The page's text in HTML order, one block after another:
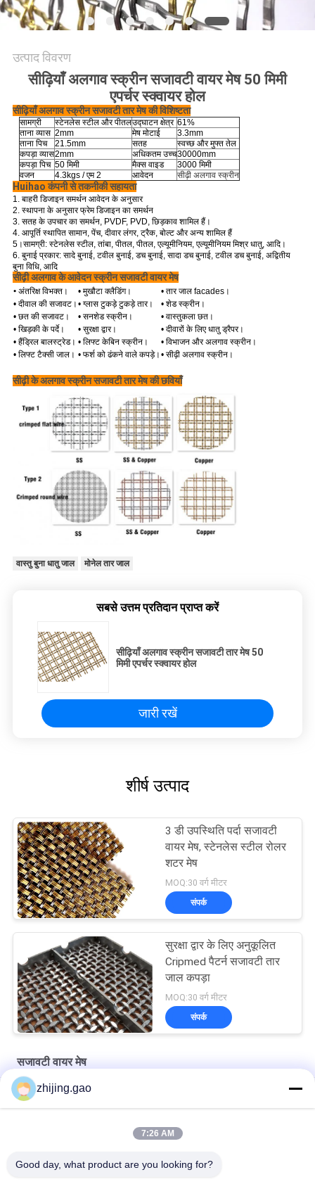
उत्पाद विवरण
सीढ़ियाँ अलगाव स्क्रीन सजावटी वायर मेष 50 मिमी
एपर्चर स्क्वायर होल
सीढ़ियाँ अलगाव स्क्रीन सजावटी तार मेष की विशिष्टता
सामग्री स्टेनलेस स्टील और पीतलउद्घाटन क्षेत्र 61%
ताना व्यास 2mm मेष मोटाई
3.3mm
ताना पिच
21.5mm सतह
स्वच्छ और मुफ्त तेल
कपड़ा व्यास2mm अधिकतम उच्च30000mm
कपड़ा पिच 50 मिमी मैक्स वाइड
3000 मिमी
वजन
4.3kgs / एम 2 आवेदन सीढ़ी अलगाव स्क्रीन
Huihao कंपनी से तकनीकी सहायता
1. बाहरी डिजाइन समर्थन आवेदन के अनुसार
2. स्थापना के अनुसार फ्रेम डिजाइन का समर्थन
3. सतह के उपचार का समर्थन, PVDF, PVD, छिड़काव शामिल हैं।
4. आपूर्ति स्थापित सामान, पेंच, दीवार लंगर, ट्रैक, बोल्ट और अन्य शामिल हैं
5।सामग्री: स्टेनलेस स्टील, तांबा, पीतल, पीतल, एल्यूमीनियम, एल्यूमीनियम मिश्र धातु, आदि।
6. बुनाई प्रकार: सादे बुनाई, टवील बुनाई, डच बुनाई, सादा डच बुनाई, टवील डच बुनाई, अद्वितीय
बुना विधि, आदि
सीढ़ी अलगाव के आवेदन स्क्रीन सजावटी वायर मेष
•अंतरिक्ष विभक्त।
• दीवाल की सजावट।
• छत की सजावट।
• खिड़की के पर्दे।
• हैंड्रिल बालस्ट्रेड।
• लिफ्ट टैक्सी जाल।
• मुखौटा क्लैडिंग।
• ग्लास टुकड़े टुकड़े तार।
• सनशेड स्क्रीन।
• सुरक्षा द्वार।
• लिफ्ट केबिन स्क्रीन।
• फर्श को ढंकने वाले कपड़े।
• तार जाल facades।
• शेड स्क्रीन।
• वास्तुकला छत।
• दीवारों के लिए धातु ड्रैपर।
• विभाजन और अलगाव स्क्रीन।
• सीढ़ी अलगाव स्क्रीन।
सीढ़ी के अलगाव स्क्रीन सजावटी तार मेष की छवियाँ
वास्तु बुना धातु जाल मोनेल तार जाल
सबसे उत्तम प्रतिदान प्राप्त करें
सीढ़ियाँ अलगाव स्क्रीन सजावटी तार मेष 50
मिमी एपर्चर स्क्वायर होल
जारी रखें
शीर्ष उत्पाद
3 डी उपस्थिति पर्दा सजावटी
वायर मेष, स्टेनलेस स्टील रोलर
शटर मेष
MOQ:30 वर्ग मीटर
संपर्क
सुरक्षा द्वार के लिए अनुकूलित
Cripmed पैटर्न सजावटी तार
जाल कपड़ा
MOQ:30 वर्ग मीटर
संपर्क
सजावटी वायर मेष
स्टेनलेस स्टील रस्सी सीढ़ी अलगाव स्क्रीन के लिए वास्तुशिल्प तार जाल
zhijing.gao
7:26 AM
Good day, what product are you looking for?